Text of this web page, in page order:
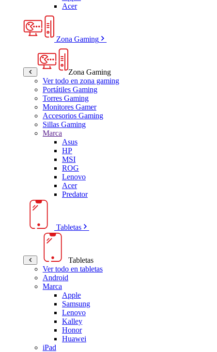
Acer
Zona Gaming
Zona Gaming
Ver todo en zona gaming
Portátiles Gaming
Torres Gaming
Monitores Gamer
Accesorios Gaming
Sillas Gaming
Marca
Asus
HP
MSI
ROG
Lenovo
Acer
Predator
Tabletas
Tabletas
Ver todo en tabletas
Android
Marca
Apple
Samsung
Lenovo
Kalley
Honor
Huawei
iPad